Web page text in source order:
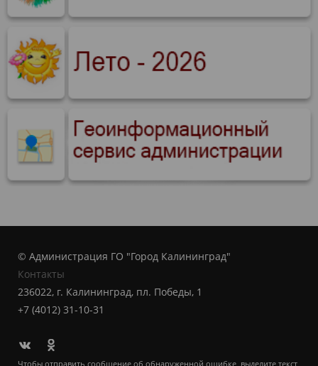
© Администрация ГО "Город Калининград"
Контакты
236022, г. Калининград, пл. Победы, 1
+7 (4012) 31-10-31
Чтобы отправить сообщение об обнаруженной ошибке, выделите текст